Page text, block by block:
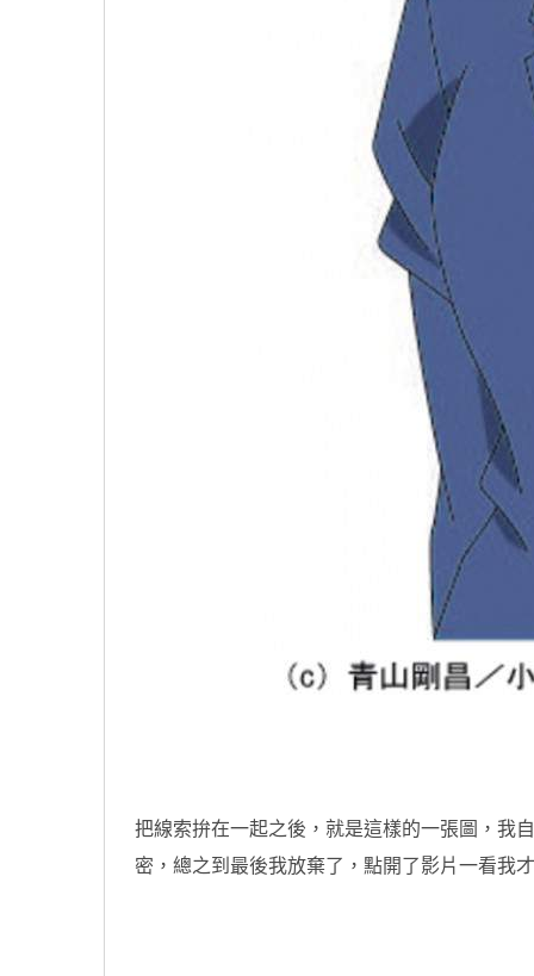
把線索拚在一起之後，就是這樣的一張圖，我
密，總之到最後我放棄了，點開了影片一看我